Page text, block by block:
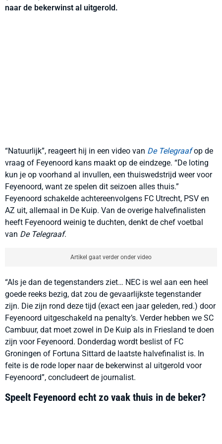
naar de bekerwinst al uitgerold.
“Natuurlijk”, reageert hij in een video van De Telegraafop de
vraag of Feyenoord kans maakt op de eindzege. “De loting
kun je op voorhand al invullen, een thuiswedstrijd weer voor
Feyenoord, want ze spelen dit seizoen alles thuis.”
Feyenoord schakelde achtereenvolgens FC Utrecht, PSV en
AZ uit, allemaal in De Kuip. Van de overige halvefinalisten
heeft Feyenoord weinig te duchten, denkt de chef voetbal
van De Telegraaf.
Artikel gaat verder onder video
“Als je dan de tegenstanders ziet… NEC is wel aan een heel
goede reeks bezig, dat zou de gevaarlijkste tegenstander
zijn. Die zijn rond deze tijd (exact een jaar geleden, red.) door
Feyenoord uitgeschakeld na penalty’s. Verder hebben we SC
Cambuur, dat moet zowel in De Kuip als in Friesland te doen
zijn voor Feyenoord. Donderdag wordt beslist of FC
Groningen of Fortuna Sittard de laatste halvefinalist is. In
feite is de rode loper naar de bekerwinst al uitgerold voor
Feyenoord”, concludeert de journalist.
Speelt Feyenoord echt zo vaak thuis in de beker?